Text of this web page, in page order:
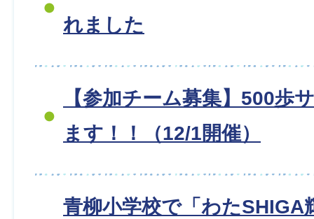
れました
【参加チーム募集】500歩
ます！！（12/1開催）
青柳小学校で「わたSHIGA